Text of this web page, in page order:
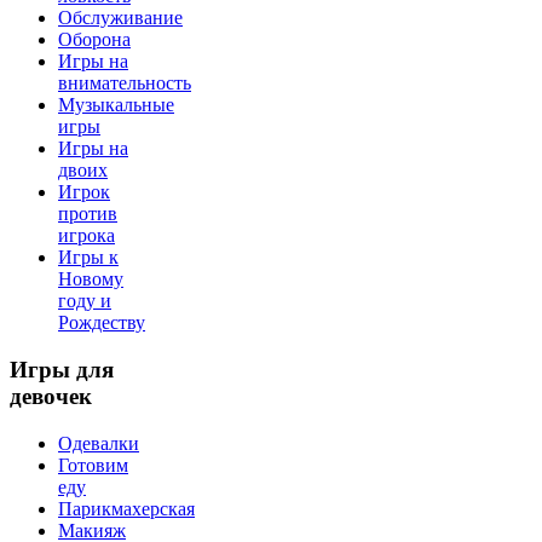
Обслуживание
Оборона
Игры на
внимательность
Музыкальные
игры
Игры на
двоих
Игрок
против
игрока
Игры к
Новому
году и
Рождеству
Игры для
девочек
Одевалки
Готовим
еду
Парикмахерская
Макияж